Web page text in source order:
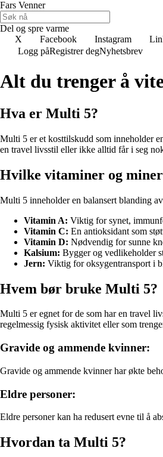
Fars Venner
Del og spre varme
X
Facebook Instagram
Logg påRegistrer degNyhetsbrev
Alt du trenger å
Hva er Multi 5?
Multi 5 er et kosttilskudd som inneholder
en travel livsstil eller ikke alltid får i seg
Hvilke vitaminer og
Multi 5 inneholder en balansert blanding
Vitamin A: Viktig for synet,
Vitamin C: En antioksidant som
Vitamin D: Nødvendig for sunne
Kalsium: Bygger og vedlikeholder
Jern: Viktig for oksygentransport i
Hvem bør bruke Multi 5?
Multi 5 er egnet for de som har en travel
regelmessig fysisk aktivitet eller som
Gravide og ammende kvinner:
Gravide og ammende kvinner har økte
Eldre personer:
Eldre personer kan ha redusert evne til å
Hvordan ta Multi 5?